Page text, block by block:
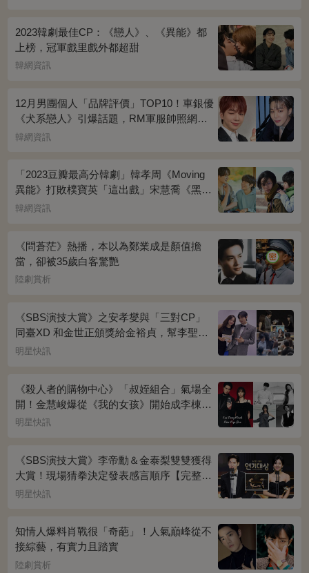
2023韓劇最佳CP：《戀人》、《異能》都
上榜，冠軍戲里戲外都超甜
韓網資訊
12月男團個人「品牌評價」TOP10！車銀優
《犬系戀人》引爆話題，RM軍服帥照網瘋
傳
韓網資訊
「2023豆瓣最高分韓劇」韓孝周《Moving
異能》打敗樸寶英「這出戲」宋慧喬《黑暗
榮耀》奪冠
韓網資訊
《問蒼茫》熱播，本以為鄭業成是顏值擔
當，卻被35歲白客驚艷
陸劇賞析
《SBS演技大賞》之安孝燮與「三對CP」
同臺XD 和金世正頒獎給金裕貞，幫李聖經
披外套超甜~
明星快訊
《殺人者的購物中心》「叔姪組合」氣場全
開！金慧峻爆從《我的女孩》開始成李棟旭
迷妹~
明星快訊
《SBS演技大賞》李帝勳＆金泰梨雙雙獲得
大賞！現場猜拳決定發表感言順序【完整得
獎名單】
明星快訊
知情人爆料肖戰很「奇葩」！人氣巔峰從不
接綜藝，有實力且踏實
陸劇賞析